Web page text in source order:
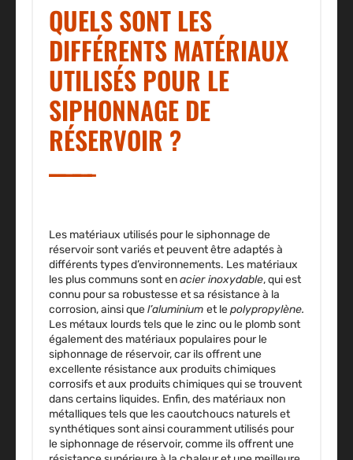
QUELS SONT LES
DIFFÉRENTS MATÉRIAUX
UTILISÉS POUR LE
SIPHONNAGE DE
RÉSERVOIR ?
Les matériaux utilisés pour le siphonnage de
réservoir sont variés et peuvent être adaptés à
différents types d’environnements. Les matériaux
les plus communs sont enacier inoxydable, qui est
connu pour sa robustesse et sa résistance à la
corrosion, ainsi quel’aluminium et lepolypropylène.
Les métaux lourds tels que le zinc ou le plomb sont
également des matériaux populaires pour le
siphonnage de réservoir, car ils offrent une
excellente résistance aux produits chimiques
corrosifs et aux produits chimiques qui se trouvent
dans certains liquides. Enfin, des matériaux non
métalliques tels que les caoutchoucs naturels et
synthétiques sont ainsi couramment utilisés pour
le siphonnage de réservoir, comme ils offrent une